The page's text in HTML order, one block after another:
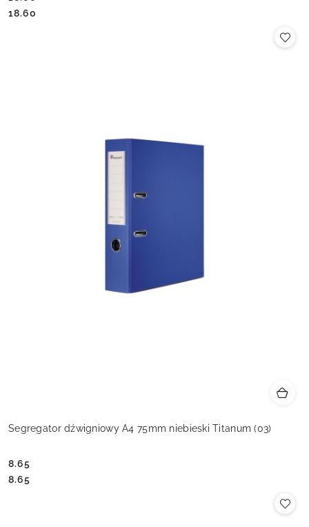
Cena:
Cena:
18.60
Segregator dźwigniowy A4 75mm niebieski Titanum (03)
Cena:
8.65
Cena:
8.65